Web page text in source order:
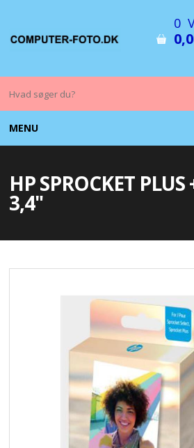
0
MENU
BILLEDER
MEMORY KORT
TABLETS & SMARTPHONES/
HP SPROCKET
3,4"